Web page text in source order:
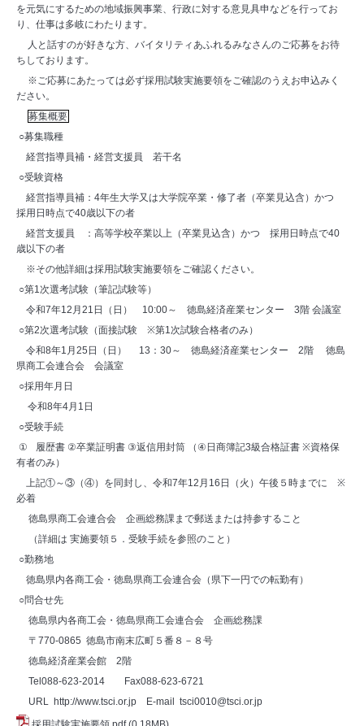
を元気にするための地域振興事業、行政に対する意見具申などを行ってお
り、仕事は多岐にわたります。
人と話すのが好きな方、バイタリティあふれるみなさんのご応募をお待
ちしております。
※ご応募にあたっては必ず採用試験実施要領をご確認のうえお申込みく
ださい。
募集概要
○募集職種
経営指導員補・経営支援員 若干名
○受験資格
経営指導員補： 4年生大学又は大学院卒業・修了者（卒業見込含）かつ
採用日時点で40歳以下の者
経営支援員 ：高等学校卒業以上（卒業見込含）かつ 採用日時点で40
歳以下の者
※その他詳細は採用試験実施要領をご確認ください。
○第1次選考試験（筆記試験等）
令和7年12 月21 日（日） 10:00～ 徳島経済産業センター 3階 会議室
○第2次選考試験（面接試験 ※第1次試験合格者のみ）
令和8年1 月25 日（日） 13：30～ 徳島経済産業センター 2階 徳島
県商工会連合会 会議室
○採用年月日
令和8年4月 1 日
○受験手続
①
履歴書 ②卒業証明書 ③返信用封筒 （ ④ 日商簿記3級合格証書 ※資格保
有者のみ）
上記①～③（④）を同封し、令和7年12 月 16 日（火）午後５時までに ※
必着
徳島県商工会連合会 企画総務課まで郵送または持参すること
（詳細は 実施要領５．受験手続を参照のこと）
○勤務地
徳島県内各商工会・徳島県商工会連合会（県下一円での転勤有）
○問合せ先
徳島県内各商工会・徳島県商工会連合会 企画総務課
〒 770-0865 徳島市南末広町５番８－８号
徳島経済産業会館 2階
Tel088-623-2014
Fax088-623-6721
URL http://www.tsci.or.jp E-mail tsci0010@tsci.or.jp